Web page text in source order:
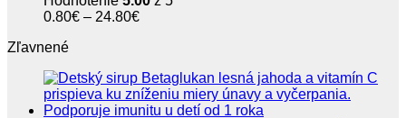
0.80€ – 24.80€Price
24.80€
Zľavnené